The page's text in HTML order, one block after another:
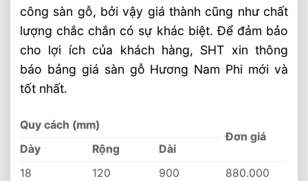
công sàn gỗ, bởi vậy giá thành cũng như chất
lượng chắc chắn có sự khác biệt. Để đảm bảo
cho lợi ích của khách hàng, SHT xin thông
báo bảng giá sàn gỗ Hương Nam Phi mới và
tốt nhất.
Quy cách (mm)
Đơn giá
Dày
Rộng
Dài
18
120 900
880.000